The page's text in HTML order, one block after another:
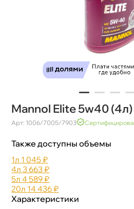
Mannol Elite 5w40
Арт: 1006/7005/7903
Также доступны объемы
1л 1 045 ₽
4л 3 663 ₽
5л 4 589 ₽
20л 14 436 ₽
Характеристики